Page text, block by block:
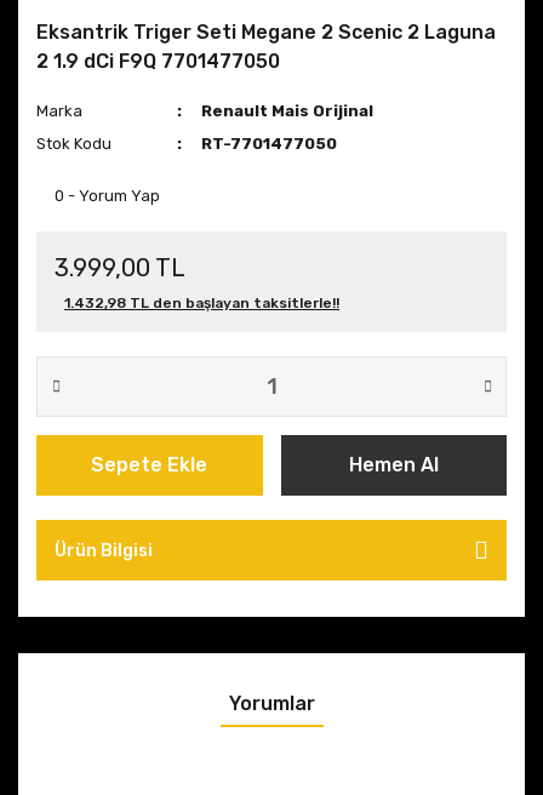
Eksantrik Triger Seti Megane 2 Scenic 2 Laguna
2 1.9 dCi F9Q 7701477050
Marka
Renault Mais Orijinal
Stok Kodu
RT-7701477050
0 - Yorum Yap
3.999,00 TL
1.432,98 TL den başlayan taksitlerle!!
Sepete Ekle Hemen Al
Ürün Bilgisi
Yorumlar